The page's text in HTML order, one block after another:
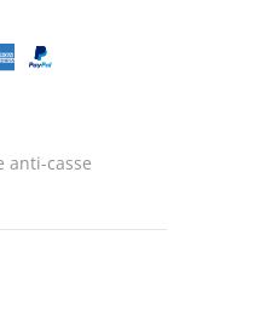
anti-casse